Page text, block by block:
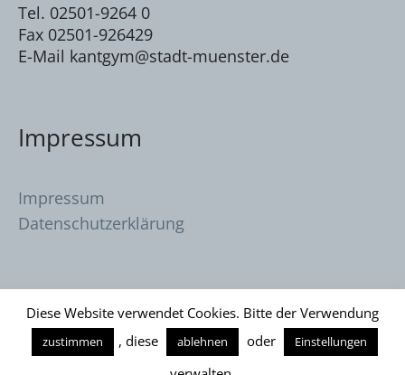
Tel. 02501-9264 0
Fax 02501-926429
E-Mail kantgym@stadt-muenster.de
Impressum
Impressum
Datenschutzerklärung
Diese Website verwendet Cookies. Bitte der Verwendung
zustimmen , diese ablehnen oder Einstellungen